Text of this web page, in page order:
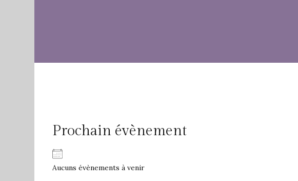
Prochain évènement
Aucuns évènements à venir